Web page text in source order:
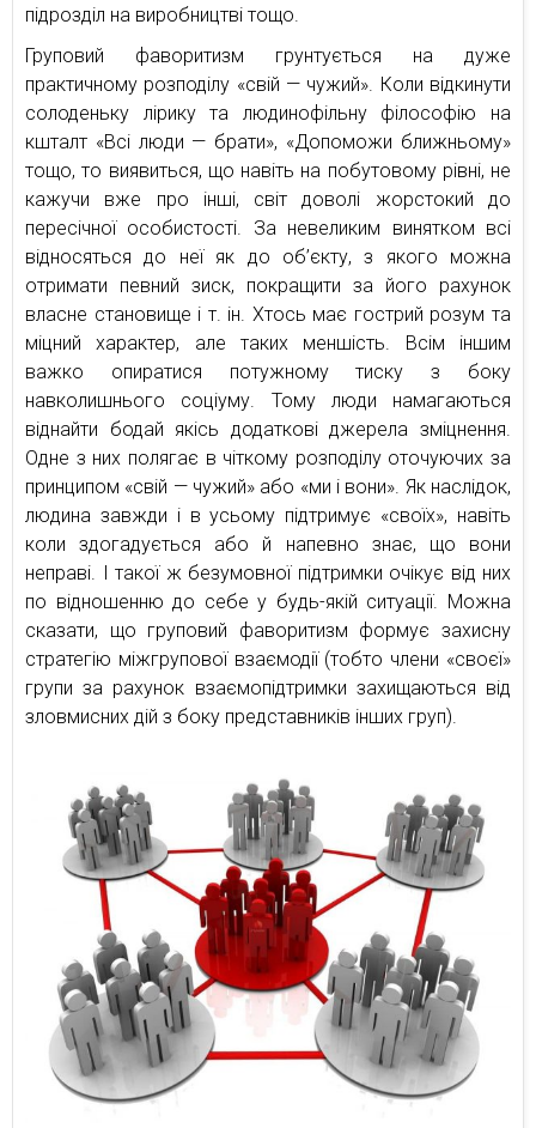
підрозділ на виробництві тощо.
Груповий фаворитизм грунтується на дуже
практичному розподілу «свій — чужий». Коли відкинути
солоденьку лірику та людинофільну філософію на
кшталт «Всі люди — брати», «Допоможи ближньому»
тощо, то виявиться, що навіть на побутовому рівні, не
кажучи вже про інші, світ доволі жорстокий до
пересічної особистості. За невеликим винятком всі
відносяться до неї як до об’єкту, з якого можна
отримати певний зиск, покращити за його рахунок
власне становище і т. ін. Хтось має гострий розум та
міцний характер, але таких меншість. Всім іншим
важко опиратися потужному тиску з боку
навколишнього соціуму. Тому люди намагаються
віднайти бодай якісь додаткові джерела зміцнення.
Одне з них полягає в чіткому розподілу оточуючих за
принципом «свій — чужий» або «ми і вони». Як наслідок,
людина завжди і в усьому підтримує «своїх», навіть
коли здогадується або й напевно знає, що вони
неправі. І такої ж безумовної підтримки очікує від них
по відношенню до себе у будь-якій ситуації. Можна
сказати, що груповий фаворитизм формує захисну
стратегію міжгрупової взаємодії (тобто члени «своєї»
групи за рахунок взаємопідтримки захищаються від
зловмисних дій з боку представників інших груп).